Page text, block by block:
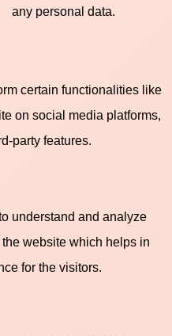
any personal data.
certain functionalities like
on social media platforms,
party features.
understand and analyze
website which helps in
for the visitors.